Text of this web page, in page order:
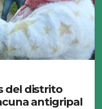
del distrito
antigripal